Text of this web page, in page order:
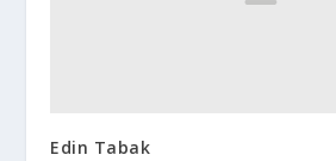
Edin Tabak